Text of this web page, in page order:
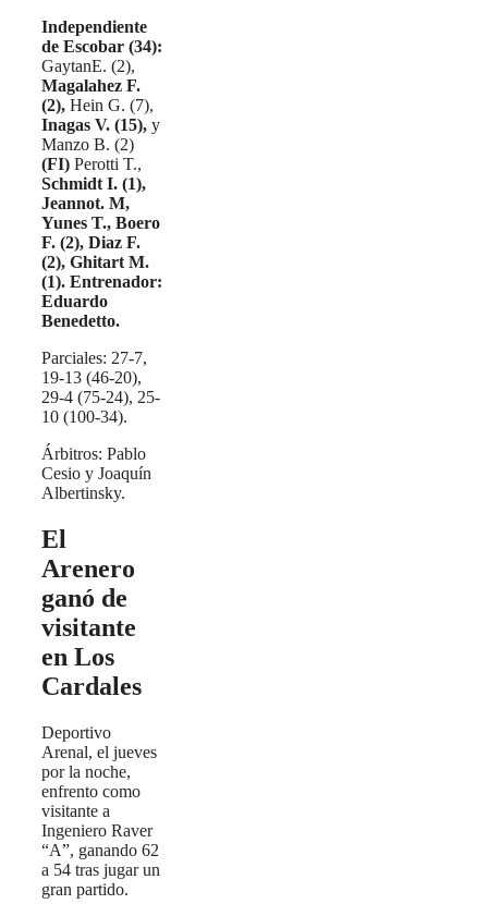
Independiente
de Escobar (34):
GaytanE. (2),
Magalahez F.
(2), Hein G. (7),
Inagas V. (15), y
Manzo B. (2)
(FI) Perotti T.,
Schmidt I. (1),
Jeannot. M,
Yunes T., Boero
F. (2), Diaz F.
(2), Ghitart M.
(1). Entrenador:
Eduardo
Benedetto.
Parciales: 27-7,
19-13 (46-20),
29-4 (75-24), 25-
10 (100-34).
Árbitros: Pablo
Cesio y Joaquín
Albertinsky.
El
Arenero
ganó de
visitante
en Los
Cardales
Deportivo
Arenal, el jueves
por la noche,
enfrento como
visitante a
Ingeniero Raver
“A”, ganando 62
a 54 tras jugar un
gran partido.